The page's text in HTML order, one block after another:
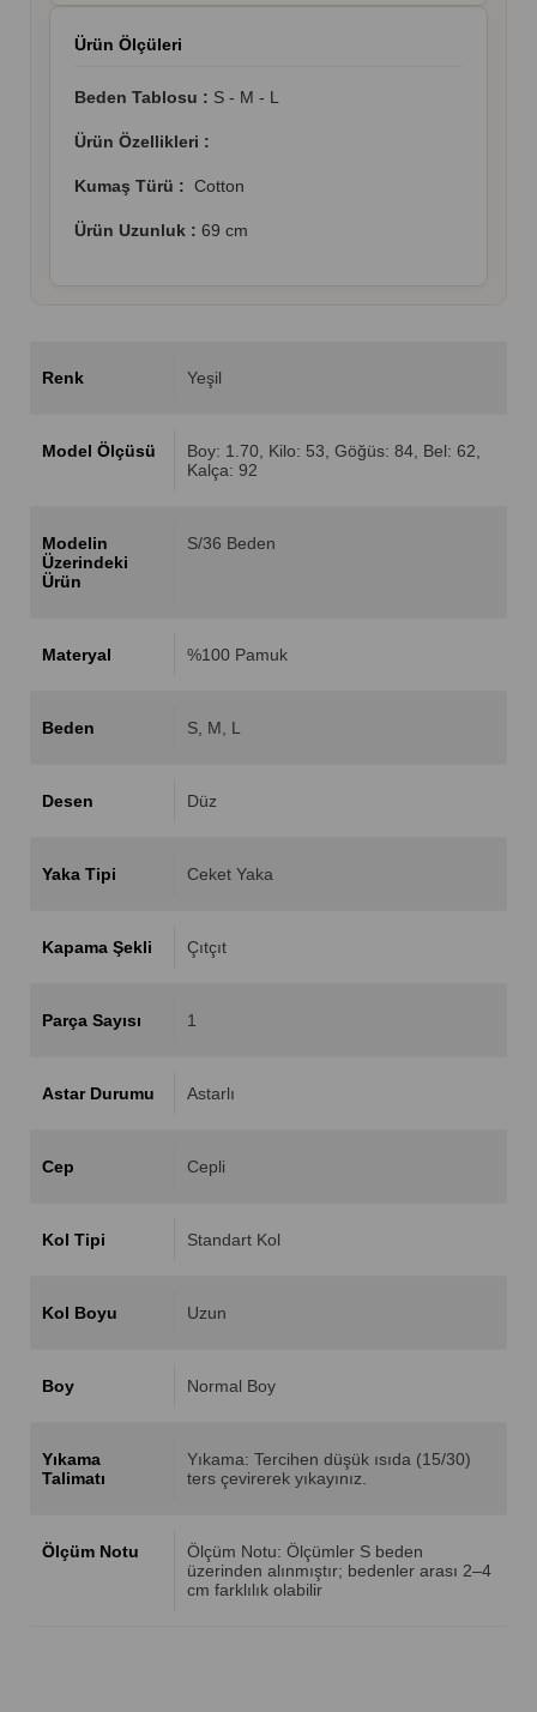
Ürün Ölçüleri
Beden Tablosu : S - M - L
Ürün Özellikleri :
Kumaş Türü : Cotton
Ürün Uzunluk : 69 cm
Renk Yeşil
Model Ölçüsü
Boy: 1.70, Kilo: 53, Göğüs: 84, Bel: 62,
Kalça: 92
Modelin
Üzerindeki
Ürün
S/36 Beden
Materyal %100 Pamuk
Beden S M L
Desen Düz
Yaka Tipi Ceket Yaka
Kapama Şekli Çıtçıt
Parça Sayısı 1
Astar Durumu Astarlı
Cep Cepli
Kol Tipi Standart Kol
Kol Boyu Uzun
Boy Normal Boy
Yıkama
Talimatı
Yıkama: Tercihen düşük ısıda (15/30)
ters çevirerek yıkayınız.
Ölçüm Notu
Ölçüm Notu: Ölçümler S beden
üzerinden alınmıştır; bedenler arası 2–4
cm farklılık olabilir